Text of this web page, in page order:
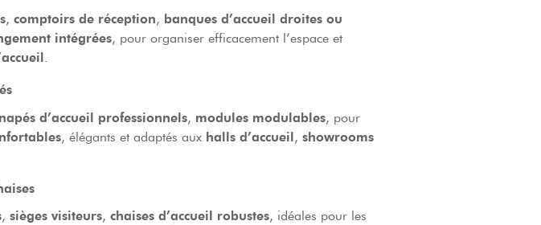
, comptoirs de réception, banques d’accueil droites ou
intégrées, pour organiser efficacement l’espace et
.
d’accueil professionnels, modules modulables, pour
, élégants et adaptés aux halls d’accueil, showrooms
, sièges visiteurs, chaises d’accueil robustes, idéales pour les